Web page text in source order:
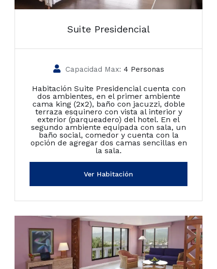
Suite Presidencial
Capacidad Max: 4 Personas
Habitación Suite Presidencial cuenta con
dos ambientes, en el primer ambiente
cama king (2x2), baño con jacuzzi, doble
terraza esquinero con vista al interior y
exterior (parqueadero) del hotel. En el
segundo ambiente equipada con sala, un
baño social, comedor y cuenta con la
opción de agregar dos camas sencillas en
la sala.
Ver Habitación